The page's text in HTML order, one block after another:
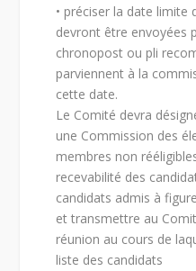
• préciser la date limite
devront être envoyées
chronopost ou pli
parviennent à la
cette date.
Le Comité devra
une Commission des
membres non
recevabilité des
candidats admis à
et transmettre au
réunion au cours de
liste des candidats